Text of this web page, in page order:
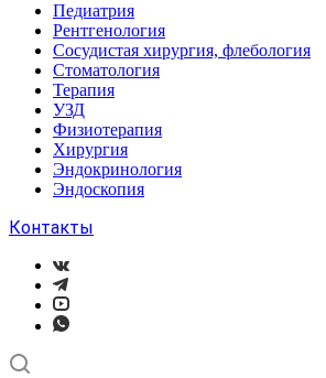
Педиатрия
Рентгенология
Сосудистая хирургия, флебология
Стоматология
Терапия
УЗД
Физиотерапия
Хирургия
Эндокринология
Эндоскопия
Контакты